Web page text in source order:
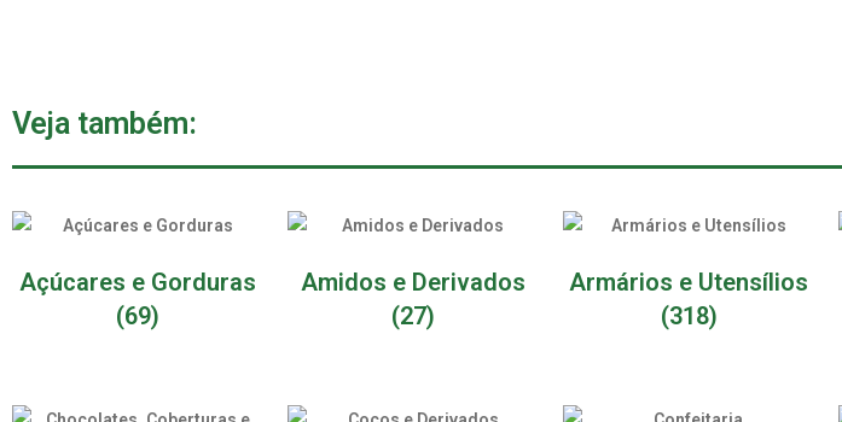
Veja também:
Açúcares e Gorduras
(69)
Amidos e Derivados
(27)
Armários e Utensílios
(318)